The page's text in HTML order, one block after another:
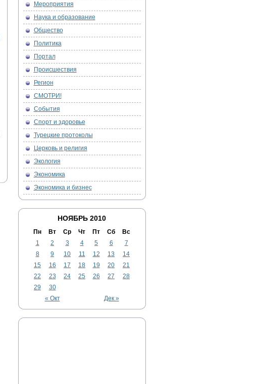
Мероприятия
Наука и образование
Общество
Политика
Портал
Происшествия
Регион
СМОТРИ!
События
Спорт и здоровье
Турецкие протоколы
Церковь и религия
Экология
Экономика
Экономика и бизнес
НОЯБРЬ 2010
Пн Вт Ср Чт Пт Сб Вс
« Окт Дек »
1 2 3 4 5 6
7
8
9 10 11 12 13
14
15
16 17 18 19 20
21
22
23 24 25 26 27
28
29
30